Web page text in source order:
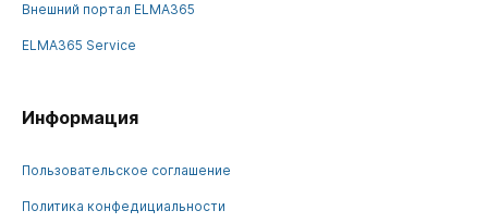
Внешний портал ELMA365
ELMA365 Service
Информация
Пользовательское соглашение
Политика конфедициальности